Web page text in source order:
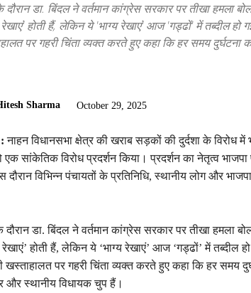
दौरान डा. बिंदल ने वर्तमान कांग्रेस सरकार पर तीखा हमला
होती हैं, लेकिन ये 'भाग्य रेखाएं' आज 'गड्ढों' में तब्दील हो
पर गहरी चिंता व्यक्त करते हुए कहा कि हर समय दुर्घटना
Sharma October 29, 2025
नाहन विधानसभा क्षेत्र की खराब सड़कों की दुर्दशा के विरोध में
एक सांकेतिक विरोध प्रदर्शन किया। प्रदर्शन का नेतृत्व
दौरान विभिन्न पंचायतों के प्रतिनिधि, स्थानीय लोग और
दौरान डा. बिंदल ने वर्तमान कांग्रेस सरकार पर तीखा हमला
रेखाएं’ होती हैं, लेकिन ये ‘भाग्य रेखाएं’ आज ‘गड्ढों’ में तब्दील
पर गहरी चिंता व्यक्त करते हुए कहा कि हर समय
और स्थानीय विधायक चुप हैं।